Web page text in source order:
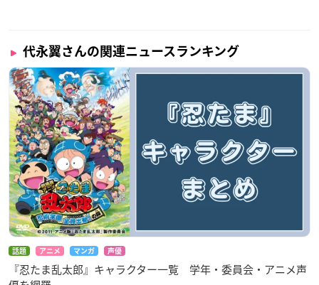
調査概要
調査期間：2026年1月1日（木）～1月6日（火）
有効投票数：1133票
代永翼さんの関連ニュースランキング
話題 アニメ マンガ 声優
『忍たま乱太郎』キャラクター一覧 学年・委員会・アニメ声